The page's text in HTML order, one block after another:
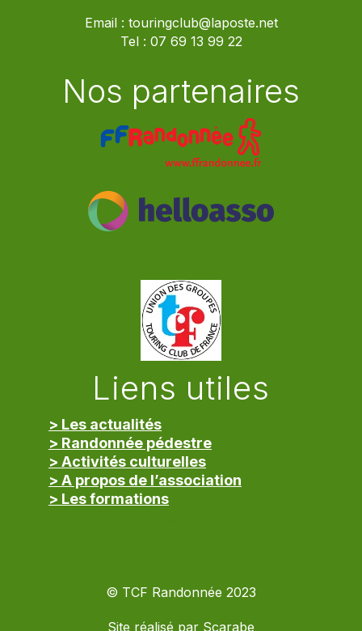
Email : touringclub@laposte.net
Tel : 07 69 13 99 22
Nos partenaires
Liens utiles
> Les actualités
> Randonnée pédestre
> Activités culturelles
> A propos de l’association
> Les formations
© TCF Randonnée 2023
Site réalisé par Scarabe